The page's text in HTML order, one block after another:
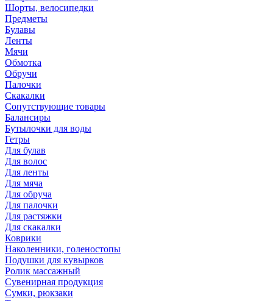
Шорты, велосипедки
Предметы
Булавы
Ленты
Мячи
Обмотка
Обручи
Палочки
Скакалки
Сопутствующие товары
Балансиры
Бутылочки для воды
Гетры
Для булав
Для волос
Для ленты
Для мяча
Для обруча
Для палочки
Для растяжки
Для скакалки
Коврики
Наколенники, голеностопы
Подушки для кувырков
Ролик массажный
Сувенирная продукция
Сумки, рюкзаки